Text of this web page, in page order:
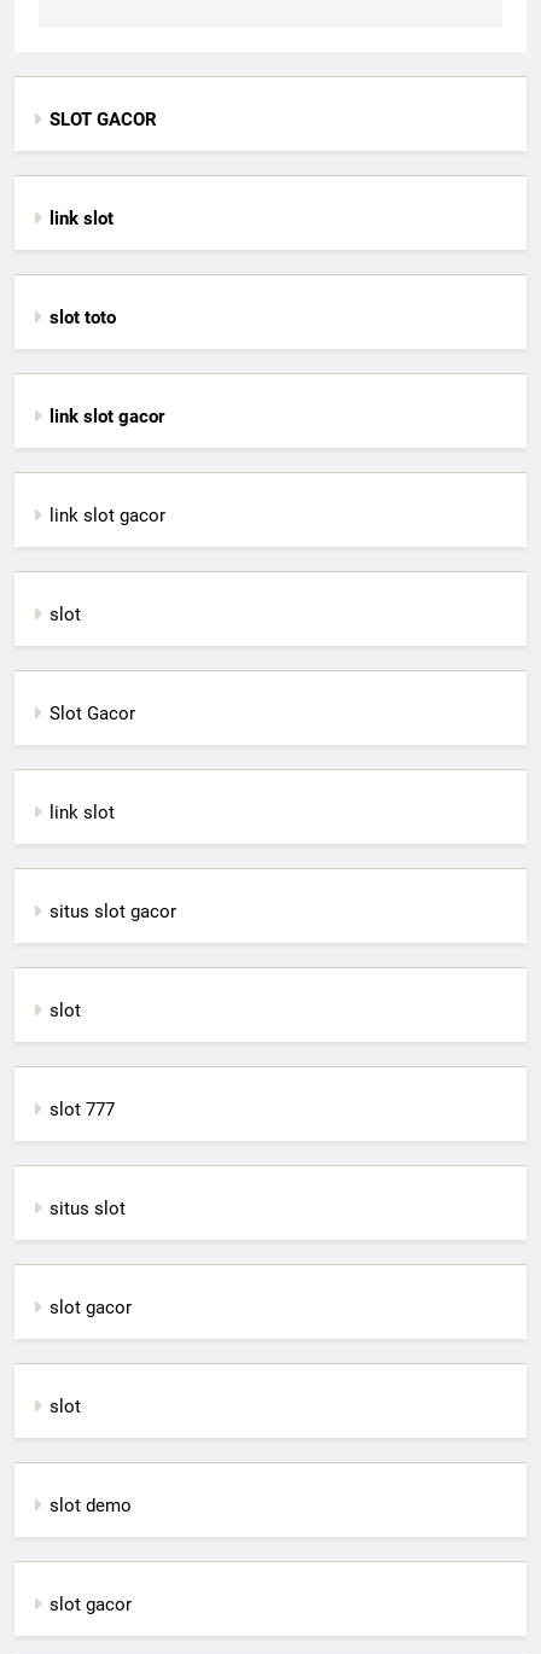
SLOT GACOR
link slot
slot toto
link slot gacor
link slot gacor
slot
Slot Gacor
link slot
situs slot gacor
slot
slot 777
situs slot
slot gacor
slot
slot demo
slot gacor